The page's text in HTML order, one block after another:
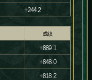
+244.2
成績
+889.1
+848.0
+818.2